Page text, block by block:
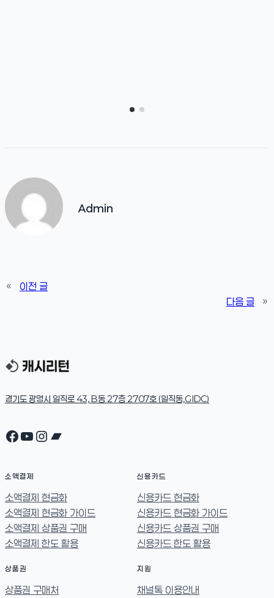
Admin
«
이전 글
다음 글
»
경기도 광명시 일직로 43, B동 27층 2707호 (일직동,GIDC)
Facebook
YouTube
Instagram
Bandcamp
소액결제
소액결제 현금화
소액결제 현금화 가이드
소액결제 상품권 구매
소액결제 한도 활용
신용카드
신용카드 현금화
신용카드 현금화 가이드
신용카드 상품권 구매
신용카드 한도 활용
상품권
상품권 구매처
지원
채널톡 이용안내